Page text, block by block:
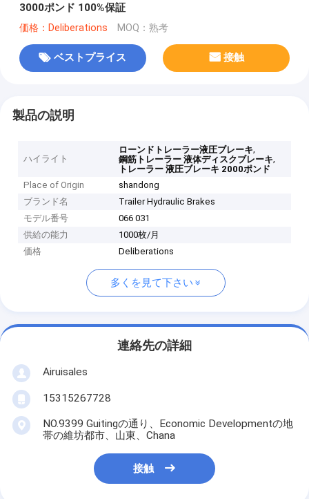
3000ポンド 100%保証
価格：Deliberations MOQ：熟考
ベストプライス 接触
製品の説明
ハイライト
ローンドトレーラー液圧ブレーキ,
鋼筋トレーラー 液体ディスクブレーキ,
トレーラー 液圧ブレーキ 2000ポンド
Place of Origin
shandong
ブランド名
Trailer Hydraulic Brakes
モデル番号
066 031
供給の能力
1000枚/月
価格
Deliberations
多くを見て下さい
連絡先の詳細
Airuisales
15315267728
NO.9399 Guitingの通り、Economic Developmentの地
帯の維坊都市、山東、Chana
接触